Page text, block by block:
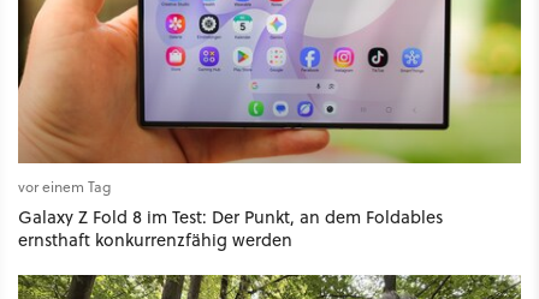
vor einem Tag
Galaxy Z Fold 8 im Test: Der Punkt, an dem Foldables
ernsthaft konkurrenzfähig werden